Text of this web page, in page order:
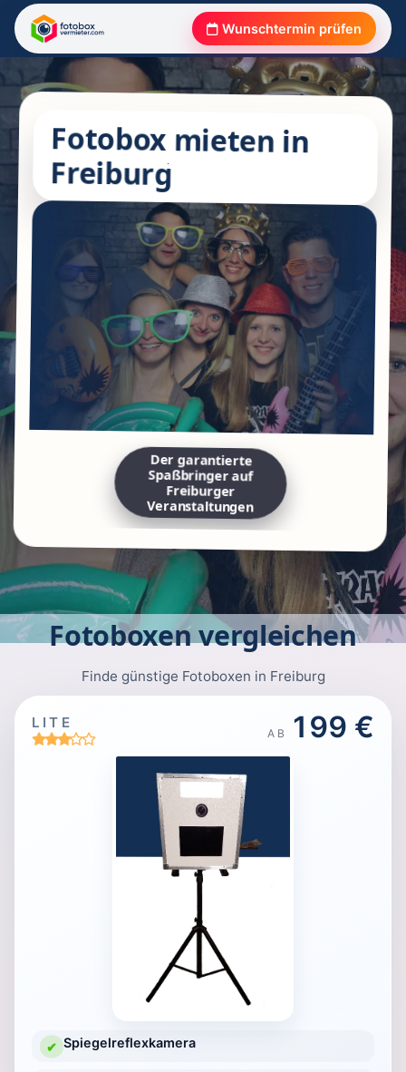
Wunschtermin prüfen
Fotobox mieten in
Freiburg
Der garantierte
Spaßbringer auf
Freiburger
Veranstaltungen
Fotoboxen vergleichen
Finde günstige Fotoboxen in Freiburg
LITE
AB 199 €
✔ Spiegelreflexkamera